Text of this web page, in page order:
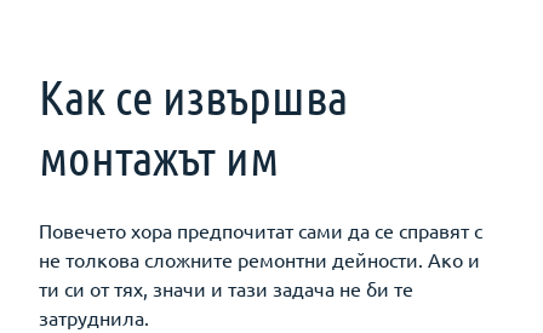
Как се извършва
монтажът им
Повечето хора предпочитат сами да се справят с
не толкова сложните ремонтни дейности. Ако и
ти си от тях, значи и тази задача не би те
затруднила.